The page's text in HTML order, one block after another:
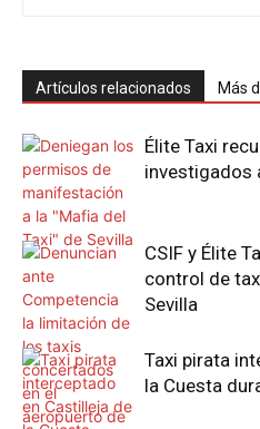
Artículos relacionados Más
Élite Taxi
investigados
CSIF y Élite
control de
Sevilla
Taxi pirata
la Cuesta